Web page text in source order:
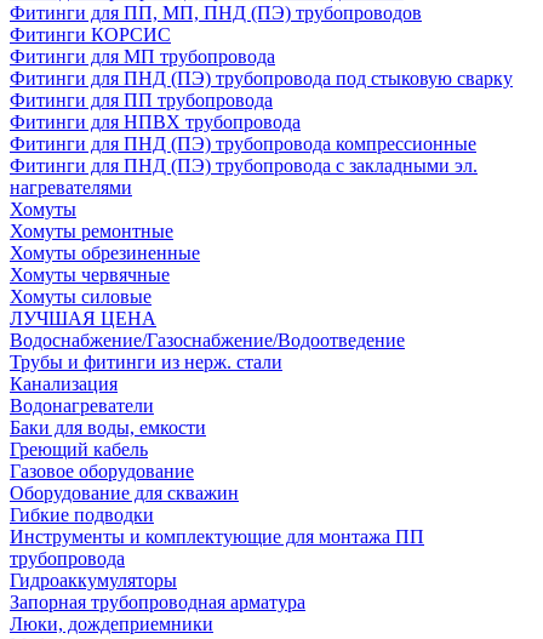
Фитинги для ПП, МП, ПНД (ПЭ) трубопроводов
Фитинги КОРСИС
Фитинги для МП трубопровода
Фитинги для ПНД (ПЭ) трубопровода под стыковую сварку
Фитинги для ПП трубопровода
Фитинги для НПВХ трубопровода
Фитинги для ПНД (ПЭ) трубопровода компрессионные
Фитинги для ПНД (ПЭ) трубопровода с закладными эл.
нагревателями
Хомуты
Хомуты ремонтные
Хомуты обрезиненные
Хомуты червячные
Хомуты силовые
ЛУЧШАЯ ЦЕНА
Водоснабжение/Газоснабжение/Водоотведение
Трубы и фитинги из нерж. стали
Канализация
Водонагреватели
Баки для воды, емкости
Греющий кабель
Газовое оборудование
Оборудование для скважин
Гибкие подводки
Инструменты и комплектующие для монтажа ПП
трубопровода
Гидроаккумуляторы
Запорная трубопроводная арматура
Люки, дождеприемники